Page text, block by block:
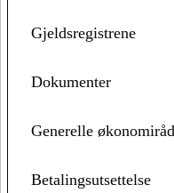
Gjeldsregistrene
Dokumenter
Generelle økonomiråd
Betalingsutsettelse